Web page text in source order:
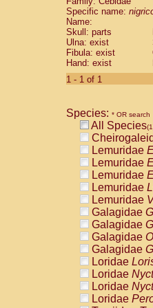
Cebidae
Cebidae
Cebidae
Cebidae
Cebidae
Cebidae
Cebidae
Cebidae
Cebidae
Cebidae
Cebidae
Cebidae
Atelidae
Atelidae
Atelidae
Atelidae
Atelidae
Atelidae
Atelidae
Atelidae
Atelidae
Atelidae
Pitheciidae
Specific name:
Name:
Skull: parts
Ulna: exist
Fibula: exist
Hand: exist
1 - 1 of 1
Species: * OR search
All Species
Lemuridae
Lemuridae
Lemuridae
Lemuridae
Lemuridae
Galagidae
Galagidae
Galagidae
Galagidae
Loridae
Loridae
Loridae
Loridae